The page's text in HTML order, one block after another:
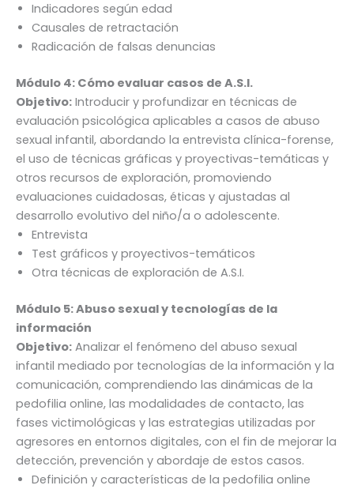
Indicadores según edad
Causales de retractación
Radicación de falsas denuncias
Módulo 4: Cómo evaluar casos de A.S.I.
Objetivo: Introducir y profundizar en técnicas de
evaluación psicológica aplicables a casos de abuso
sexual infantil, abordando la entrevista clínica-forense,
el uso de técnicas gráficas y proyectivas-temáticas y
otros recursos de exploración, promoviendo
evaluaciones cuidadosas, éticas y ajustadas al
desarrollo evolutivo del niño/a o adolescente.
Entrevista
Test gráficos y proyectivos-temáticos
Otra técnicas de exploración de A.S.I.
Módulo 5:Abuso sexual y tecnologías de la
información
Objetivo: Analizar el fenómeno del abuso sexual
infantil mediado por tecnologías de la información y la
comunicación, comprendiendo las dinámicas de la
pedofilia online, las modalidades de contacto, las
fases victimológicas y las estrategias utilizadas por
agresores en entornos digitales, con el fin de mejorar la
detección, prevención y abordaje de estos casos.
Definición y características de la pedofilia online